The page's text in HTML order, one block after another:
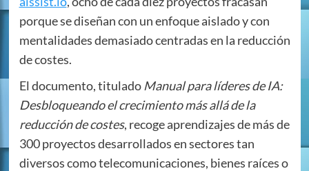
porque se diseñan con un enfoque aislado y con
mentalidades demasiado centradas en la reducción
de costes.
El documento, titulado Manual para líderes de IA:
Desbloqueando el crecimiento más allá de la
reducción de costes, recoge aprendizajes de más de
300 proyectos desarrollados en sectores tan
diversos como telecomunicaciones, bienes raíces o